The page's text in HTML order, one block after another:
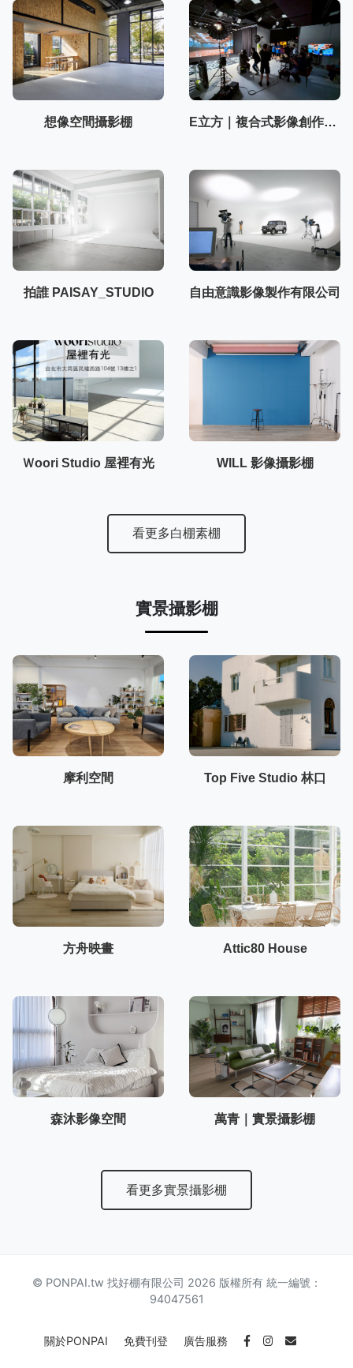
想像空間攝影棚 E立方｜複合式影像創作空間
拍誰 PAISAY_STUDIO 自由意識影像製作有限公司
Ｗoori Studio 屋裡有光 WILL 影像攝影棚
看更多白棚素棚
實景攝影棚
摩利空間 Top Five Studio 林口
方舟映畫 Attic80 House
森沐影像空間 萬青｜實景攝影棚
看更多實景攝影棚
© PONPAI.tw 找好棚有限公司 2026 版權所有 統一編號：
94047561
關於PONPAI 免費刊登 廣告服務